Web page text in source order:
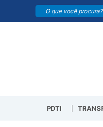
PDTI